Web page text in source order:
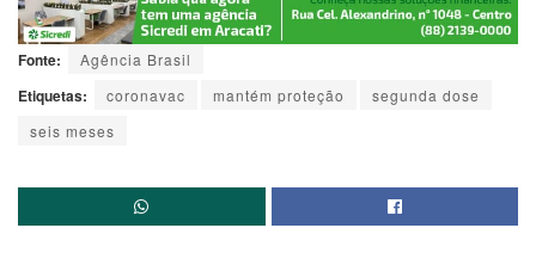
Fonte: Agência Brasil
Etiquetas: coronavac mantém proteção
segunda dose
seis meses